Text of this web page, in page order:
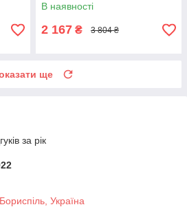
В наявності
2 167 ₴ 3 804 ₴
ще
за рік
Україна